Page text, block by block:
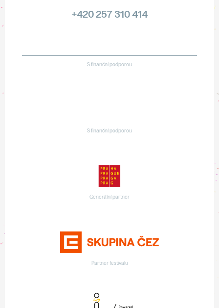
+420 257 310 414
S finanční podporou
S finanční podporou
Generální partner
Partner festivalu